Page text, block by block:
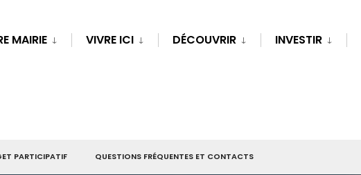
MAIRIE VIVRE ICI DÉCOUVRIR INVESTIR
PARTICIPATIF QUESTIONS FRÉQUENTES ET CONTACTS